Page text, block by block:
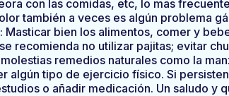
con las comidas, etc, lo mas
también a veces es algún problema
bien los alimentos, comer y
recomienda no utilizar pajitas; evitar
remedios naturales como la
algún tipo de ejercicio físico. Si
o añadir medicación. Un saludo y